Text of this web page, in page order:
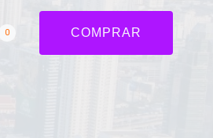
0 COMPRAR